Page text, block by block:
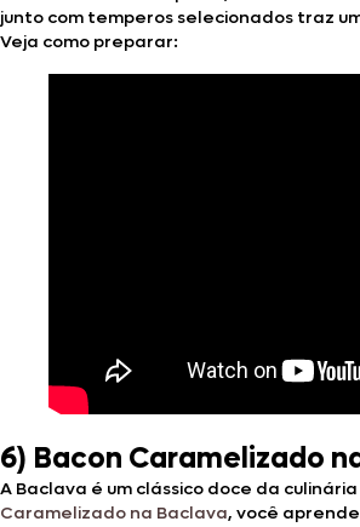
junto com temperos selecionados traz
Veja como preparar:
6) Bacon Caramelizado
A Baclava é um clássico doce da
Caramelizado na Baclava, você